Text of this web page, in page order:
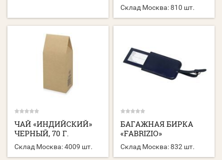
Склад Москва: 810 шт.
ЧАЙ «ИНДИЙСКИЙ»
ЧЕРНЫЙ, 70 Г.
Склад Москва:4009 шт.
БАГАЖНАЯ БИРКА
«FABRIZIO»
Склад Москва: 832 шт.